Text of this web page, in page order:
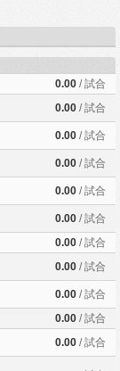
0.00/ 試合
0.00/ 試合
0.00/ 試合
0.00/ 試合
0.00/ 試合
0.00/ 試合
0.00/ 試合
0.00/ 試合
0.00/ 試合
0.00/ 試合
0.00/ 試合